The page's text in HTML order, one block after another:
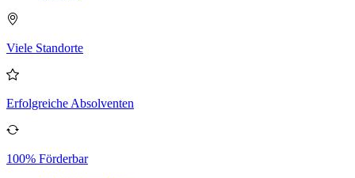
Viele Standorte
Erfolgreiche Absolventen
100% Förderbar